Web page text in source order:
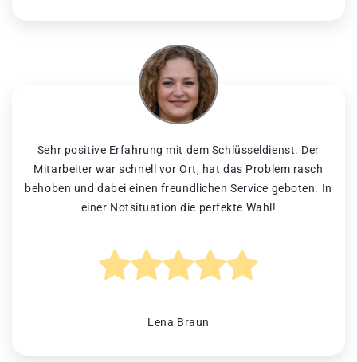
Sehr positive Erfahrung mit dem Schlüsseldienst. Der
Mitarbeiter war schnell vor Ort, hat das Problem rasch
behoben und dabei einen freundlichen Service geboten. In
einer Notsituation die perfekte Wahl!
Lena Braun